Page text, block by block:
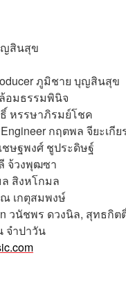
สินสุข
ภูมิชาย บุญสินสุข
อมธรรมพินิจ
หรรษาภิรมย์โชค
กฤตพล จียะเกีย
ษฐพงศ์ ชูประดิษฐ์
จ้วงพุฒซา
สิงหโกมล
เกตุสมพงษ์
วนัชพร ดวงนิล, สุทธกิ
จำปาวัน